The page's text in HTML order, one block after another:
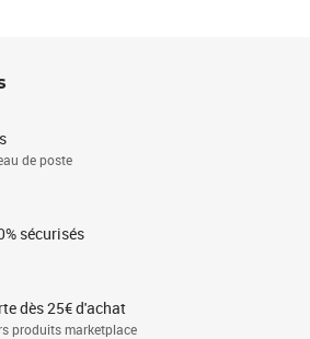
de poste
sécurisés
dès 25€ d'achat
produits marketplace